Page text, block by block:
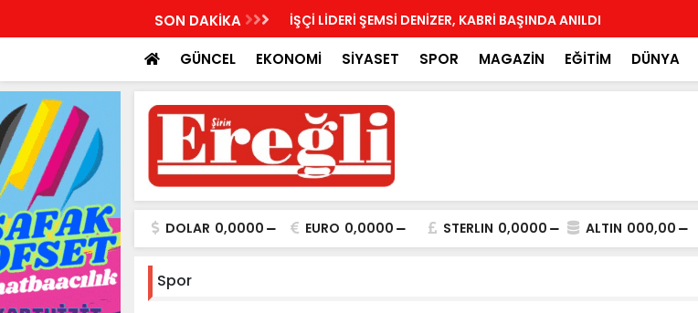
SON DAKİKA
“SEÇİLMİŞ YÖNETİMİN İRADESİ KAPALI
İŞÇİ LİDERİ ŞEMSİ DENİZER, KABRİ BAŞINDA ANILDI
GÜNCEL EKONOMİ SİYASET SPOR MAGAZİN EĞİTİM DÜNYA
DOLAR 0,0000 EURO 0,0000 STERLIN 0,0000 ALTIN 000,00
Spor